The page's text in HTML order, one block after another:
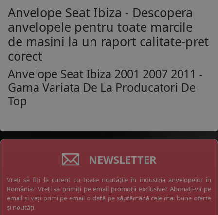
Anvelope Seat Ibiza - Descopera
anvelopele pentru toate marcile
de masini la un raport calitate-pret
corect
Anvelope Seat Ibiza 2001 2007 2011 -
Gama Variata De La Producatori De
Top
NEWSLETTER
Vreți să fiți la curent cu toate noutățile în industria anvelopelor în
România? Vreți să primiți pe email promoții exclusive? Abonați-vă pe
email și veți primi pe email o dată pe săptămână cele mai bune oferte
și noutăți.